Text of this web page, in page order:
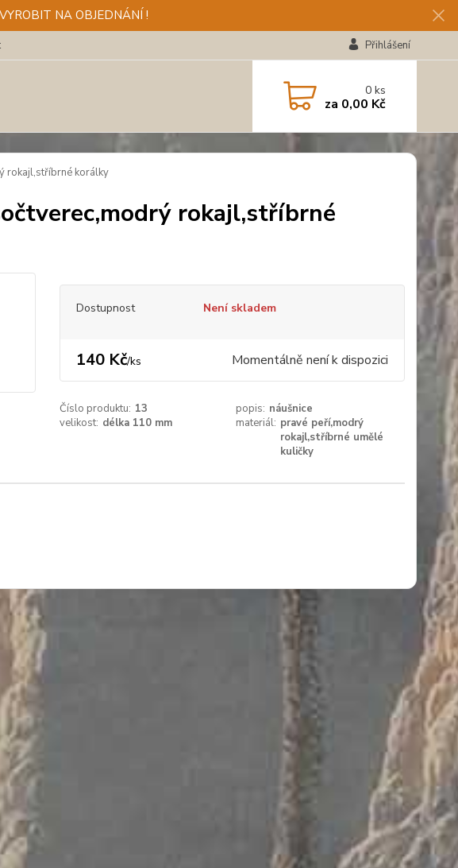
NA OBJEDNÁNÍ !
Přihlášení
0ks
za 0,00 Kč
rokajl,stříbrné korálky
rokajl,stříbrné
Dostupnost Není skladem
140 Kč/ks Momentálně není k dispozici
Číslo produktu: 13 popis: náušnice
velikost: délka 110 mm materiál: pravé peří,modrý
rokajl,stříbrné umělé
kuličky